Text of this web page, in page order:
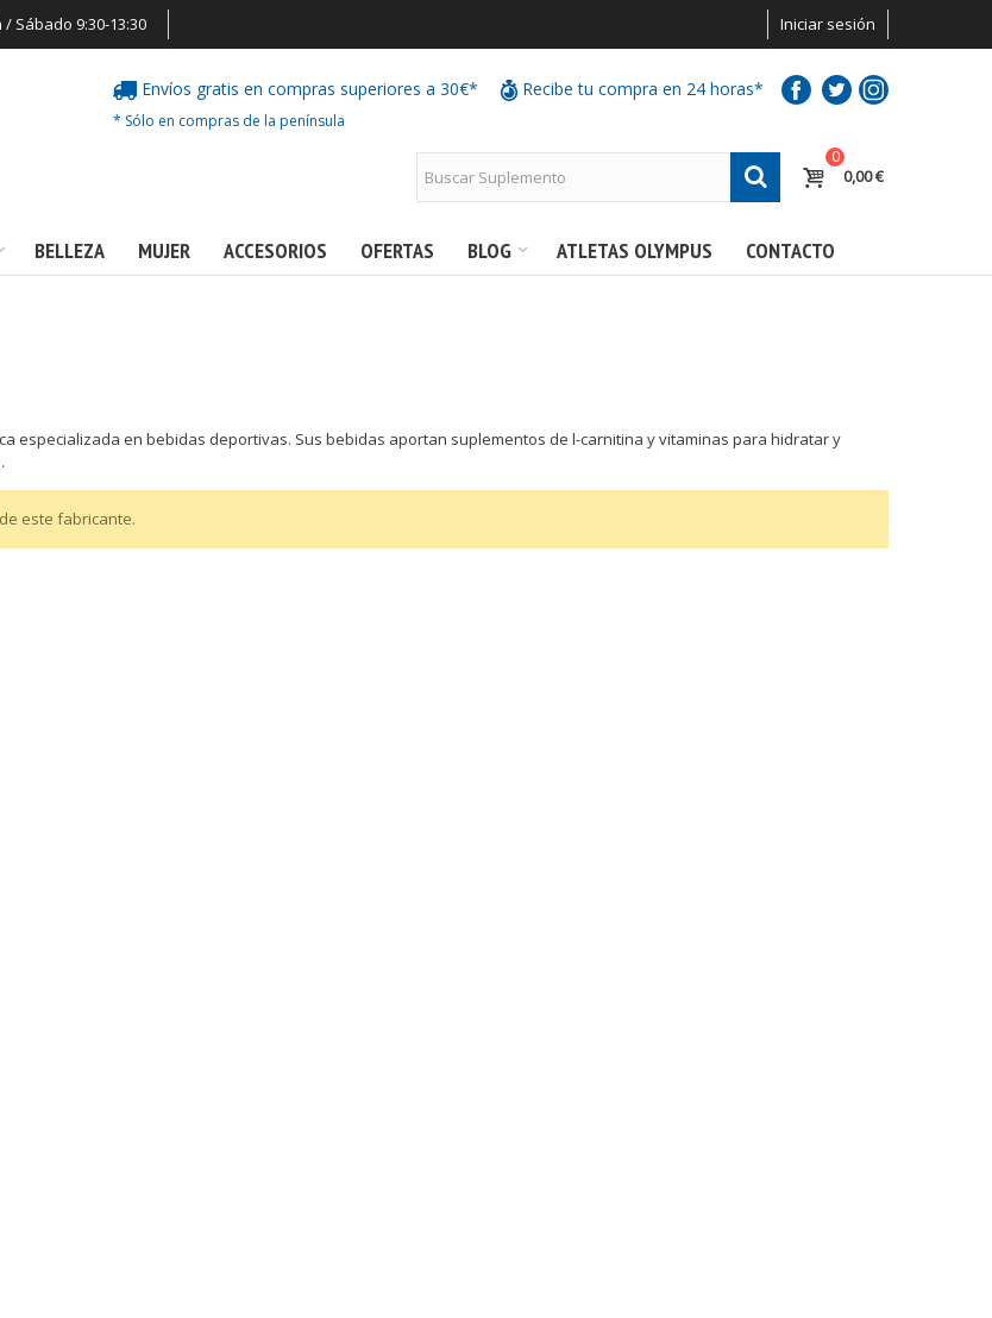
/ Sábado 9:30-13:30 Iniciar sesión
Envíos gratis en compras superiores a 30€* Recibe tu compra en 24 horas*
* Sólo en compras de la península
0
0,00 €
BELLEZA MUJER ACCESORIOS OFERTAS BLOG ATLETAS OLYMPUS CONTACTO
especializada en bebidas deportivas. Sus bebidas aportan suplementos de l-carnitina y vitaminas para hidratar y
este fabricante.